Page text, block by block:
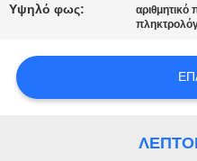
ΈΝΑ
ΑΠΌΣΠΑΣΜΑ
Υψηλό φως: αριθμητικό